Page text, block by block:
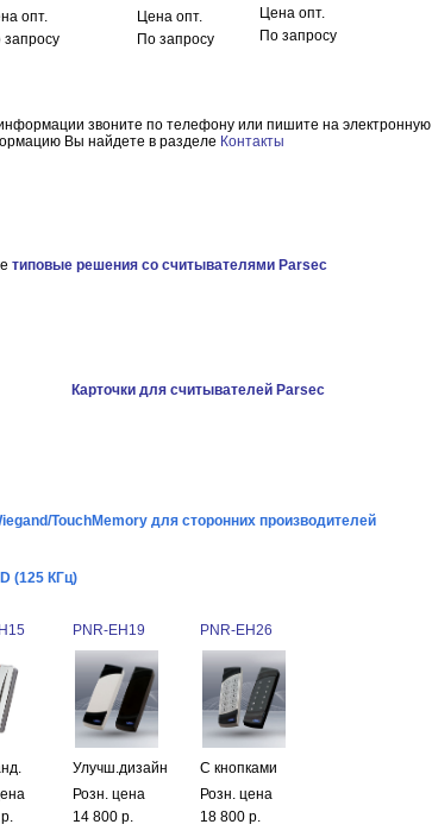
опт.
запросу
Цена опт.
По запросу
Цена опт.
По запросу
звоните по телефону или пишите на электронную
Вы найдете в разделе Контакты
типовые решения со считывателями Parsec
Карточки для считывателей Parsec
TouchMemory для сторонних производителей
(125 КГц)
PNR-EH19 PNR-EH26
Улучш.дизайн
С кнопками
Розн. цена
14 800 р.
Розн. цена
18 800 р.